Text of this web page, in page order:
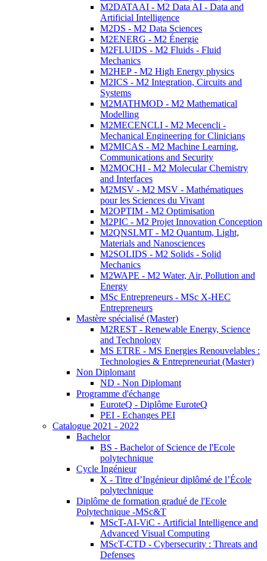
M2DATAAI - M2 Data AI - Data and
Artificial Intelligence
M2DS - M2 Data Sciences
M2ENERG - M2 Énergie
M2FLUIDS - M2 Fluids - Fluid
Mechanics
M2HEP - M2 High Energy physics
M2ICS - M2 Integration, Circuits and
Systems
M2MATHMOD - M2 Mathematical
Modelling
M2MECENCLI - M2 Mecencli -
Mechanical Engineering for Clinicians
M2MICAS - M2 Machine Learning,
Communications and Security
M2MOCHI - M2 Molecular Chemistry
and Interfaces
M2MSV - M2 MSV - Mathématiques
pour les Sciences du Vivant
M2OPTIM - M2 Optimisation
M2PIC - M2 Projet Innovation Conception
M2QNSLMT - M2 Quantum, Light,
Materials and Nanosciences
M2SOLIDS - M2 Solids - Solid
Mechanics
M2WAPE - M2 Water, Air, Pollution and
Energy
MSc Entrepreneurs - MSc X-HEC
Entrepreneurs
Mastère spécialisé (Master)
M2REST - Renewable Energy, Science
and Technology
MS ETRE - MS Energies Renouvelables :
Technologies & Entrepreneuriat (Master)
Non Diplomant
ND - Non Diplomant
Programme d'échange
EuroteQ - Diplôme EuroteQ
PEI - Echanges PEI
Catalogue 2021 - 2022
Bachelor
BS - Bachelor of Science de l'Ecole
polytechnique
Cycle Ingénieur
X - Titre d’Ingénieur diplômé de l’École
polytechnique
Diplôme de formation gradué de l'Ecole
Polytechnique -MSc&T
MScT-AI-ViC - Artificial Intelligence and
Advanced Visual Computing
MScT-CTD - Cybersecurity : Threats and
Defenses